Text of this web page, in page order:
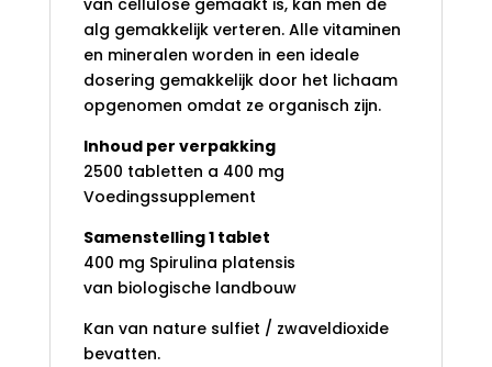
van cellulose gemaakt is, kan men de
alg gemakkelijk verteren. Alle vitaminen
en mineralen worden in een ideale
dosering gemakkelijk door het lichaam
opgenomen omdat ze organisch zijn.
Inhoud per verpakking
2500 tabletten a 400 mg
Voedingssupplement
Samenstelling 1 tablet
400 mg Spirulina platensis
van biologische landbouw
Kan van nature sulfiet / zwaveldioxide
bevatten.